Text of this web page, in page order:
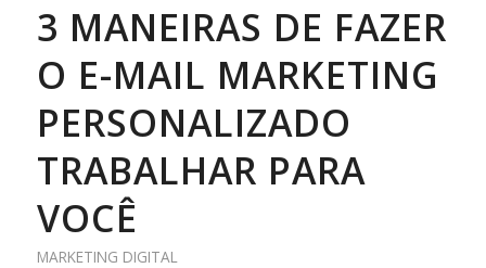
3 MANEIRAS DE FAZER
O E-MAIL MARKETING
PERSONALIZADO
TRABALHAR PARA
VOCÊ
MARKETING DIGITAL